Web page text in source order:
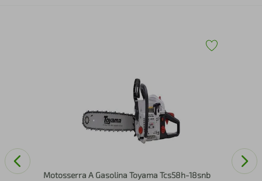
Motosserra A Gasolina Toyama Tcs58h-18snb